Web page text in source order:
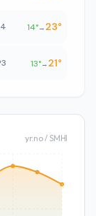
4 14°→ 23°
3 13°→ 21°
yr.no / SMHI